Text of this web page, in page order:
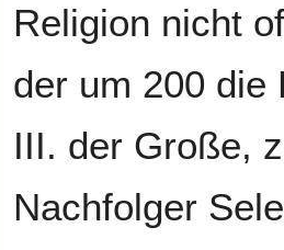
Religion nicht
der um 200 die
III. der Große,
Nachfolger